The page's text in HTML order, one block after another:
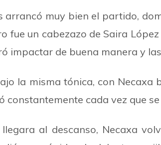
arrancó muy bien el partido,
fue un cabezazo de Saira
impactar de buena manera y
la misma tónica, con
constantemente cada vez que
al descanso, Necaxa